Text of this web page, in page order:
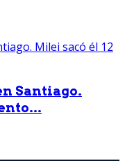
Santiago.